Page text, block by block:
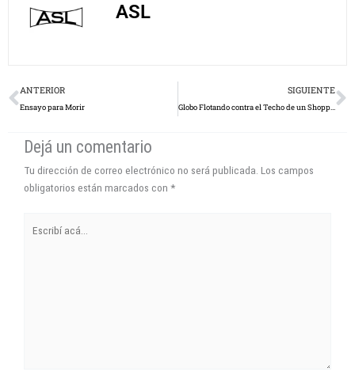
ASL
Prev
ANTERIOR
Ensayo para Morir
SIGUIENTE
Globo Flotando contra el Techo de un Shopping
Dejá un comentario
Tu dirección de correo electrónico no será publicada. Los campos
obligatorios están marcados con *
acá...